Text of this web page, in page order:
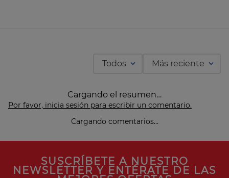
Cargando el resumen…
Por favor, inicia sesión para escribir un comentario.
Más reciente
Todos
Cargando comentarios…
SUSCRÍBETE A NUESTRO
NEWSLETTER Y ENTÉRATE DE LAS